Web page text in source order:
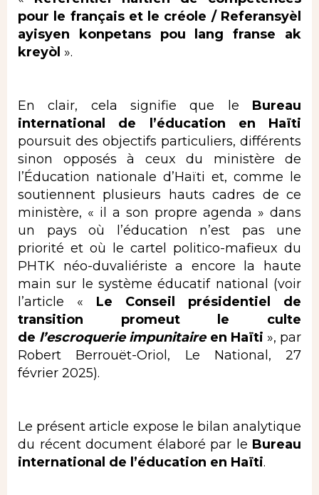
pour le français et le créole / Referansyèl
ayisyen konpetans pou lang franse ak
kreyòl ».
En clair, cela signifie que le Bureau
international de l’éducation en Haïti
poursuit des objectifs particuliers, différents
sinon opposés à ceux du ministère de
l’Éducation nationale d’Haïti et, comme le
soutiennent plusieurs hauts cadres de ce
ministère, « il a son propre agenda » dans
un pays où l’éducation n’est pas une
priorité et où le cartel politico-mafieux du
PHTK néo-duvaliériste a encore la haute
main sur le système éducatif national (voir
l’article « Le Conseil présidentiel de
transition promeut le culte
de l’escroquerie impunitaireen Haïti », par
Robert Berrouët-Oriol, Le National, 27
février 2025).
Le présent article expose le bilan analytique
du récent document élaboré par le Bureau
international de l’éducation en Haïti.